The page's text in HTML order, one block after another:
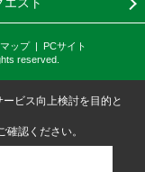
ップ
PCサイト
reserved.
ビス向上検討を目的と
確認ください。